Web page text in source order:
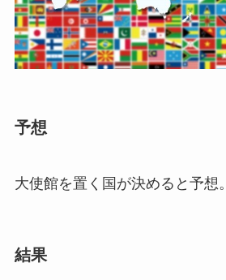
予想
大使館を置く国が決めると予想。
結果